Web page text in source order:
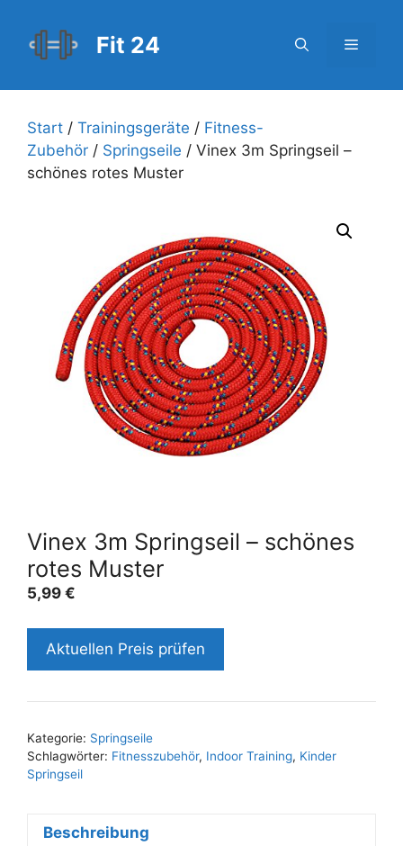
Inhalt
springen
Fit 24 Menü
Start / Trainingsgeräte / Fitness-
Zubehör / Springseile / Vinex 3m Springseil –
schönes rotes Muster
Vinex 3m Springseil – schönes
rotes Muster
5,99 €
Aktuellen Preis prüfen
Kategorie: Springseile
Schlagwörter: Fitnesszubehör, Indoor Training, Kinder
Springseil
Beschreibung